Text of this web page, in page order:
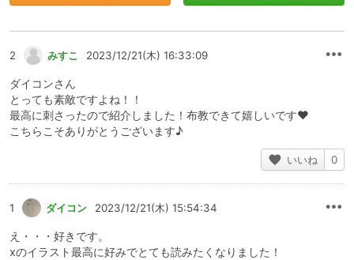
2 みすこ 2023/12/21(木) 16:33:09
ダイコンさん
とっても素敵ですよね！！
最高に刺さったので紹介しました！布教できて嬉しいです️♥️
こちらこそありがとうございます♪
いいね 0
1 ダイコン 2023/12/21(木) 15:54:34
え・・・好きです。
xのイラスト最高に好みでとても読みたくなりました！